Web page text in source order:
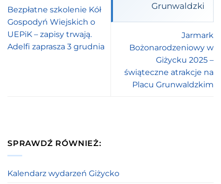
Bezpłatne szkolenie Kół
Gospodyń Wiejskich o
UEPiK – zapisy trwają.
Adelfi zaprasza 3 grudnia
Grunwaldzki
Jarmark
Bożonarodzeniowy w
Giżycku 2025 –
świąteczne atrakcje na
Placu Grunwaldzkim
SPRAWDŹ RÓWNIEŻ:
Kalendarz wydarzeń Giżycko